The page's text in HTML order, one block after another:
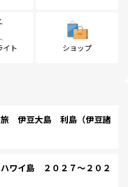
イト ショップ
伊豆大島 利島（伊豆諸
ワイ島 ２０２７～２０２